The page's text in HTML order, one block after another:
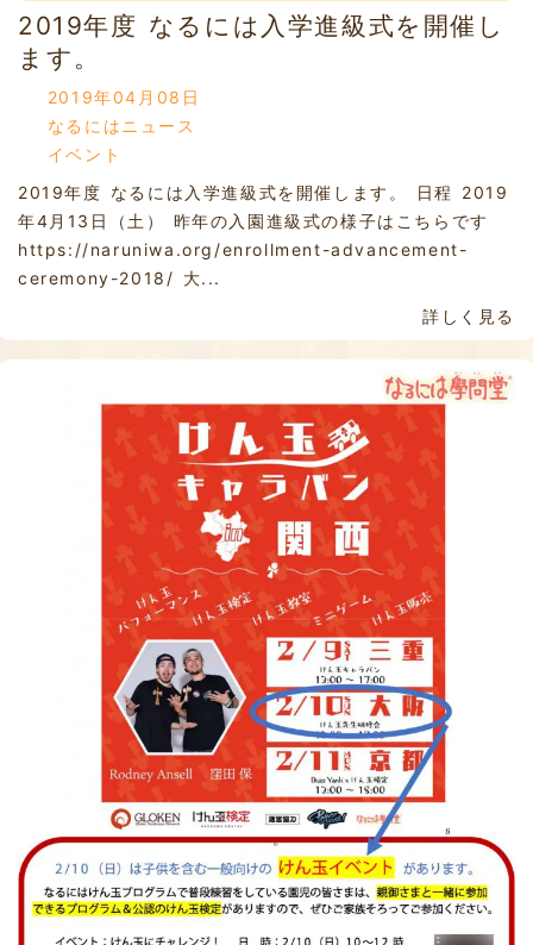
2019年度 なるには入学進級式を開催し
ます。
2019年04月08日
なるにはニュース
イベント
2019年度 なるには入学進級式を開催します。 日程 2019
年4月13日（土） 昨年の入園進級式の様子はこちらです
https://naruniwa.org/enrollment-advancement-
ceremony-2018/ 大...
詳しく見る